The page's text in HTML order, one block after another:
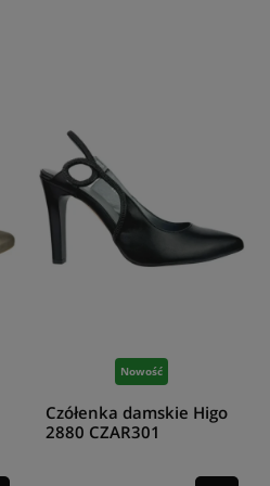
Nowość
Czółenka damskie Higo
2880 CZAR301